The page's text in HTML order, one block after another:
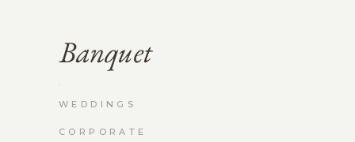
WEDDINGS
CORPORATE